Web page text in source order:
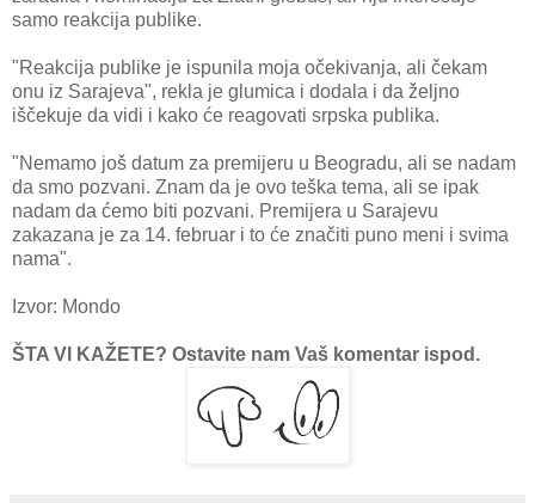
samo reakcija publike.
"Reakcija publike je ispunila moja očekivanja, ali čekam
onu iz Sarajeva", rekla je glumica i dodala i da željno
iščekuje da vidi i kako će reagovati srpska publika.
"Nemamo još datum za premijeru u Beogradu, ali se nadam
da smo pozvani. Znam da je ovo teška tema, ali se ipak
nadam da ćemo biti pozvani. Premijera u Sarajevu
zakazana je za 14. februar i to će značiti puno meni i svima
nama".
Izvor: Mondo
ŠTA VI KAŽETE? Ostavite nam Vaš komentar ispod.